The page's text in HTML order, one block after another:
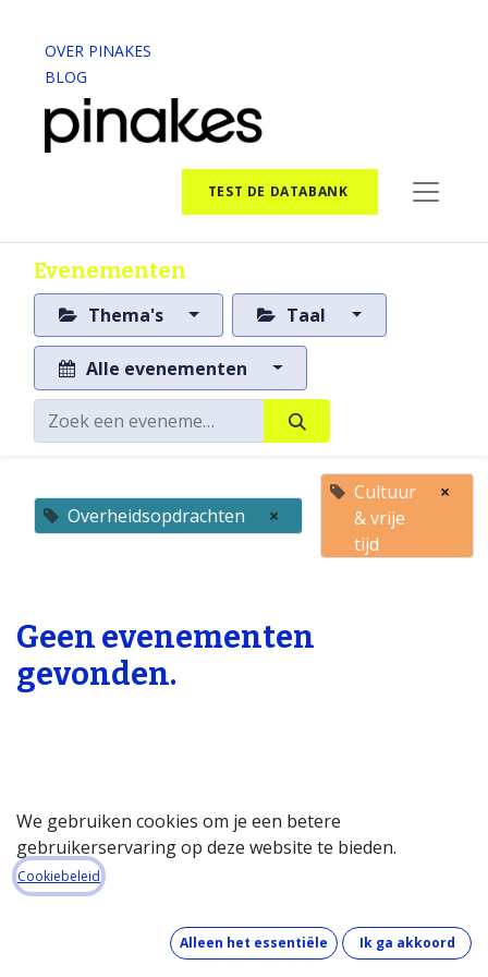
OVER PINAKES
BLOG
TEST DE DATABANK
Evenementen
Thema's Taal
Alle evenementen
Overheidsopdrachten ×
Cultuur
& vrije
tijd
×
Geen evenementen
gevonden.
Startpagina
Over de databank
Wat kost de databank?
Hoe werkt de databank?
We gebruiken cookies om je een betere
gebruikerservaring op deze website te bieden.
Cookiebeleid
Alleen het essentiële Ik ga akkoord